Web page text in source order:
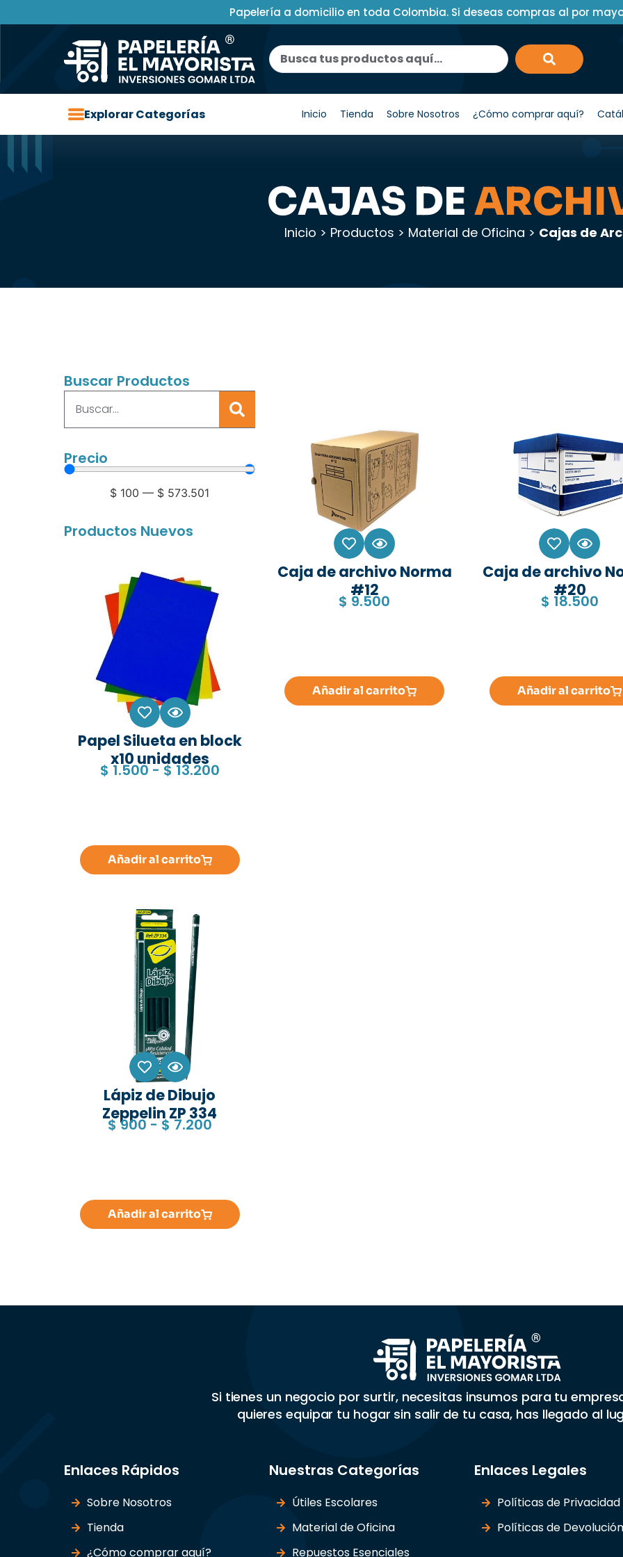
Papelería a domicilio en toda Colombia. Si deseas compras al por
Explorar Categorías Inicio Tienda Sobre Nosotros ¿Cómo comprar aquí?
CAJAS DE
Inicio > Productos > Material de Oficina > Cajas de
Buscar Productos
Precio
$ 100 — $ 573.501
Productos Nuevos
Papel Silueta en block
x10 unidades
$1.500 -$13.200
Añadir al carrito
Lápiz de Dibujo
Zeppelin ZP 334
$900- $7.200
Añadir al carrito
Caja de archivo Norma
#12
$ 9.500
Añadir al carrito
Caja de archivo
#20
$ 18.500
Añadir al carrito
Si tienes un negocio por surtir, necesitas insumos para tu
quieres equipar tu hogar sin salir de tu casa, has llegado al
Enlaces Rápidos
Sobre Nosotros
Tienda
¿Cómo comprar aquí?
Nuestras Categorías
Útiles Escolares
Material de Oficina
Repuestos Esenciales
Enlaces Legales
Políticas de Privacidad
Políticas de Devolución